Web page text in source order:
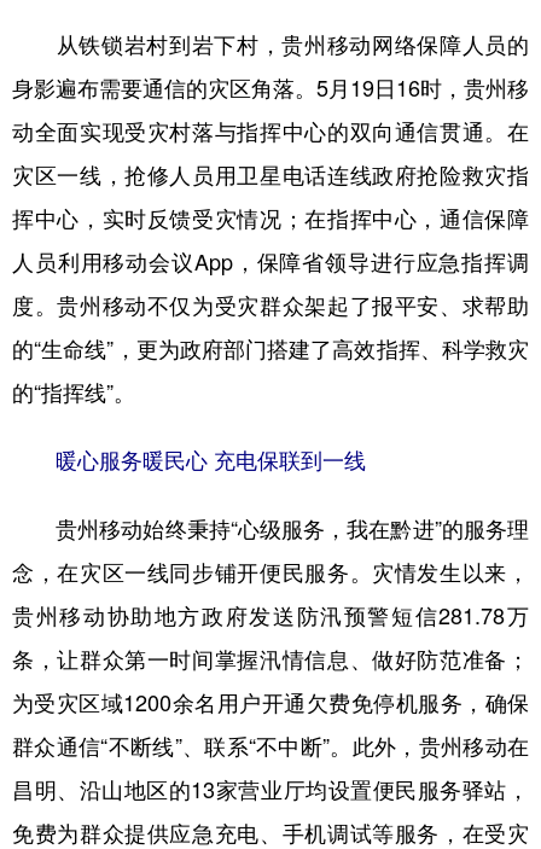
从铁锁岩村到岩下村，贵州移动网络保障人员的
身影遍布需要通信的灾区角落。5月19日16时，贵州移
动全面实现受灾村落与指挥中心的双向通信贯通。在
灾区一线，抢修人员用卫星电话连线政府抢险救灾指
挥中心，实时反馈受灾情况；在指挥中心，通信保障
人员利用移动会议App，保障省领导进行应急指挥调
度。贵州移动不仅为受灾群众架起了报平安、求帮助
的“生命线”，更为政府部门搭建了高效指挥、科学救灾
的“指挥线”。
暖心服务暖民心 充电保联到一线
贵州移动始终秉持“心级服务，我在黔进”的服务理
念，在灾区一线同步铺开便民服务。灾情发生以来，
贵州移动协助地方政府发送防汛预警短信281.78万
条，让群众第一时间掌握汛情信息、做好防范准备；
为受灾区域1200余名用户开通欠费免停机服务，确保
群众通信“不断线”、联系“不中断”。此外，贵州移动在
昌明、沿山地区的13家营业厅均设置便民服务驿站，
免费为群众提供应急充电、手机调试等服务，在受灾